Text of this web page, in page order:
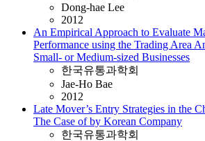
Dong-hae Lee
2012
An Empirical Approach to Evaluate
Performance using the Trading Area
Small- or Medium-sized Businesses
한국유통과학회
Jae-Ho Bae
2012
Late Mover’s Entry Strategies in the
The Case of by Korean Company
한국유통과학회